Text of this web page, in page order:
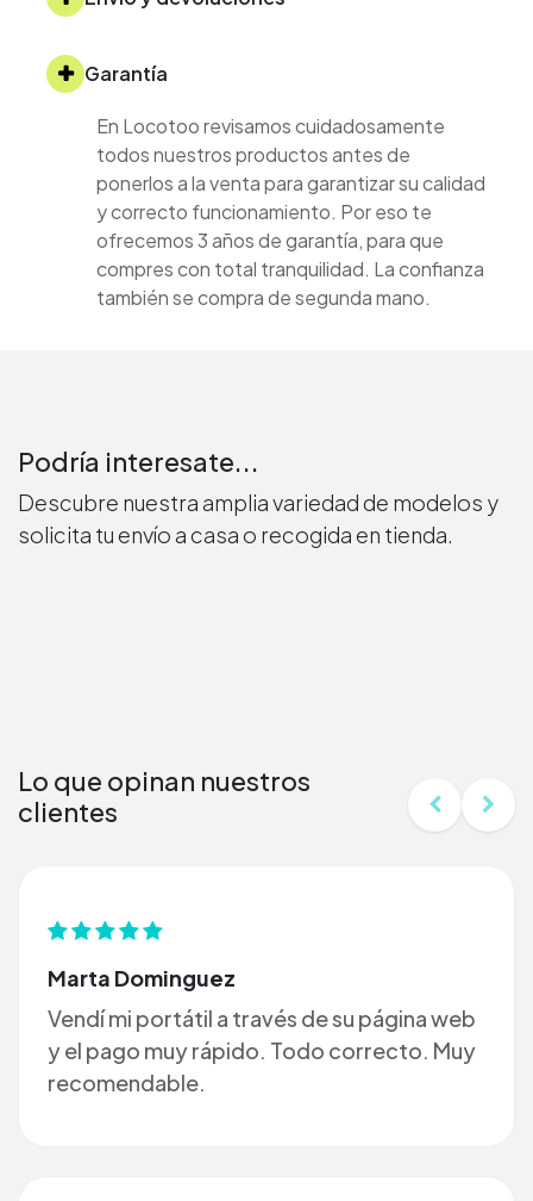
Garantía
En Locotoo revisamos cuidadosamente
todos nuestros productos antes de
ponerlos a la venta para garantizar su calidad
y correcto funcionamiento. Por eso te
ofrecemos 3 años de garantía, para que
compres con total tranquilidad. La confianza
también se compra de segunda mano.
Podría interesate...
Descubre nuestra amplia variedad de modelos y
solicita tu envío a casa o recogida en tienda.
Lo que opinan nuestros
clientes
Marta Dominguez
Vendí mi portátil a través de su página web
y el pago muy rápido. Todo correcto. Muy
recomendable.